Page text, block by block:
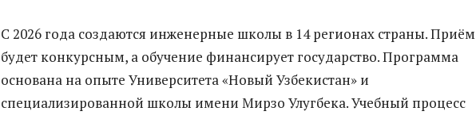
С 2026 года создаются инженерные школы в 14 регионах страны. Приём
будет конкурсным, а обучение финансирует государство. Программа
основана на опыте Университета «Новый Узбекистан» и
специализированной школы имени Мирзо Улугбека. Учебный процесс